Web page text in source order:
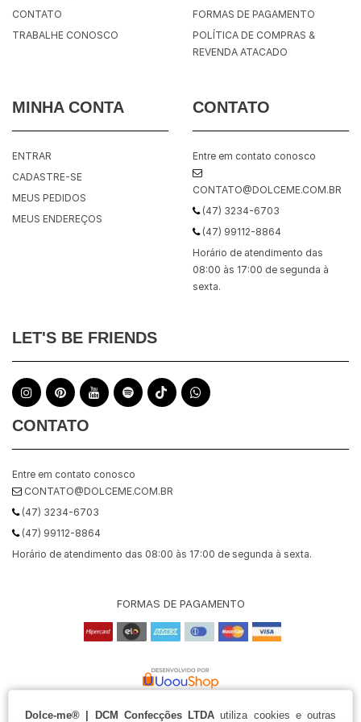
Dolce-me® | DCM Confecções LTDA utiliza cookies e outras
CONTATO
TRABALHE CONOSCO
FORMAS DE PAGAMENTO
POLÍTICA DE COMPRAS &
REVENDA ATACADO
MINHA CONTA
ENTRAR
CADASTRE-SE
MEUS PEDIDOS
MEUS ENDEREÇOS
CONTATO
Entre em contato conosco
CONTATO@DOLCEME.COM.BR
(47) 3234-6703
(47) 99112-8864
Horário de atendimento das
08:00 às 17:00 de segunda à
sexta.
LET'S BE FRIENDS
CONTATO
Entre em contato conosco
CONTATO@DOLCEME.COM.BR
(47) 3234-6703
(47) 99112-8864
Horário de atendimento das 08:00 às 17:00 de segunda à sexta.
FORMAS DE PAGAMENTO